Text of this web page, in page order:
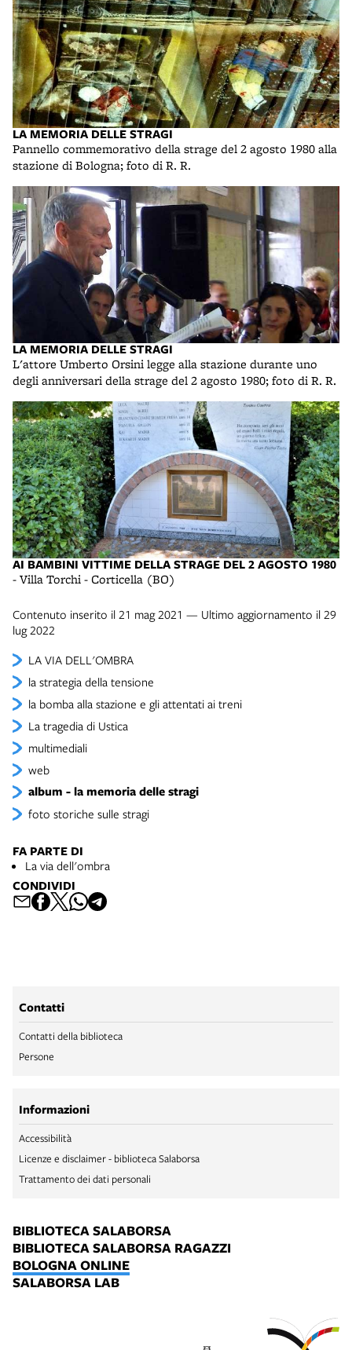
LA VIA DELL'OMBRA
la strategia della tensione
la bomba alla stazione e gli attentati ai treni
La tragedia di Ustica
multimediali
web
album - la memoria delle stragi
foto storiche sulle stragi
LA MEMORIA DELLE STRAGI
Pannello commemorativo della strage del 2 agosto 1980 alla
stazione di Bologna; foto di R. R.
LA MEMORIA DELLE STRAGI
L'attore Umberto Orsini legge alla stazione durante uno
degli anniversari della strage del 2 agosto 1980; foto di R. R.
AI BAMBINI VITTIME DELLA STRAGE DEL 2 AGOSTO 1980
- Villa Torchi - Corticella (BO)
Contenuto inserito il 21 mag 2021 — Ultimo aggiornamento il 29
lug 2022
FA PARTE DI
La via dell'ombra
CONDIVIDI
Contatti
Contatti della biblioteca
Persone
Informazioni
Accessibilità
Licenze e disclaimer - biblioteca Salaborsa
Trattamento dei dati personali
BIBLIOTECA SALABORSA
BIBLIOTECA SALABORSA RAGAZZI
BOLOGNA ONLINE
SALABORSA LAB